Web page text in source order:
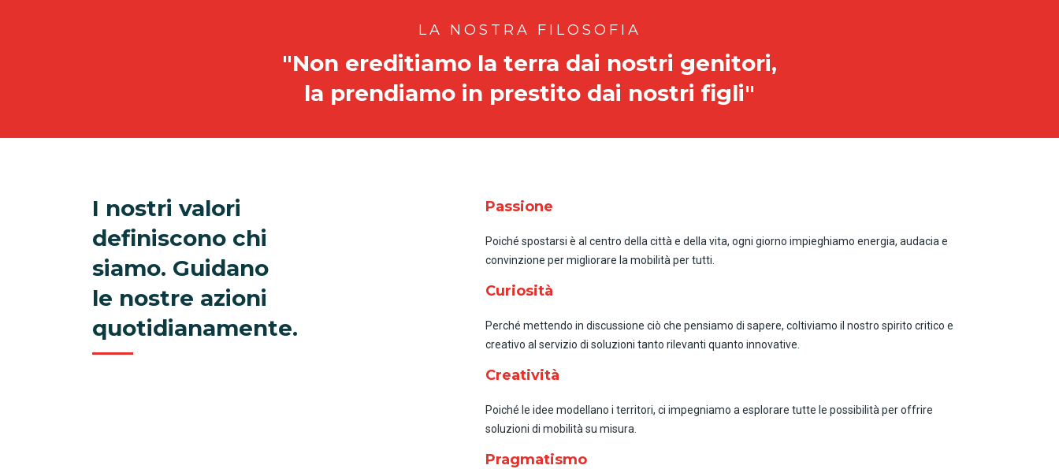
LA NOSTRA FILOSOFIA
"Non ereditiamo la terra dai nostri genitori,
la prendiamo in prestito dai nostri figli"
I nostri valori
definiscono chi
siamo. Guidano
le nostre azioni
quotidianamente.
Passione
Poiché spostarsi è al centro della città e della vita, ogni giorno impieghiamo energia, audacia e
convinzione per migliorare la mobilità per tutti.
Curiosità
Perché mettendo in discussione ciò che pensiamo di sapere, coltiviamo il nostro spirito critico e
creativo al servizio di soluzioni tanto rilevanti quanto innovative.
Creatività
Poiché le idee modellano i territori, ci impegniamo a esplorare tutte le possibilità per offrire
soluzioni di mobilità su misura.
Pragmatismo